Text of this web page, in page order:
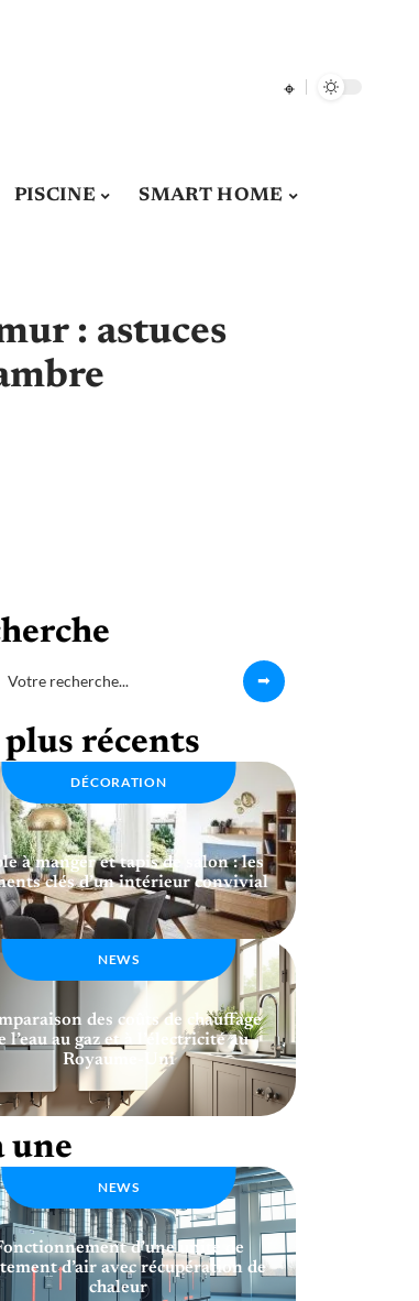
PISCINE SMART HOME
: astuces
plus récents
DÉCORATION
à manger et tapis de salon : les
clés d’un intérieur convivial
NEWS
des coûts de chauffage
l’eau au gaz et à l’électricité au
Royaume-Uni
une
NEWS
d’une unité de
d’air avec récupération de
chaleur